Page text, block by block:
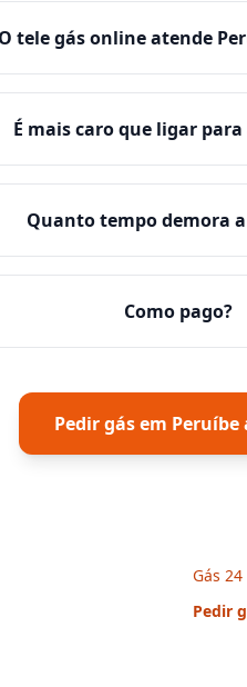
O tele gás online atende
É mais caro que ligar
Quanto tempo demora
Como pago?
Pedir gás em Peruíbe
Gás
Pedir